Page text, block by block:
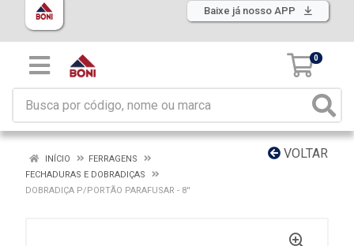
Baixe já nosso APP
0
VOLTAR
INÍCIO
FERRAGENS
FECHADURAS E DOBRADIÇAS
DOBRADIÇA P/PORTÃO PARAFUSAR - 8''